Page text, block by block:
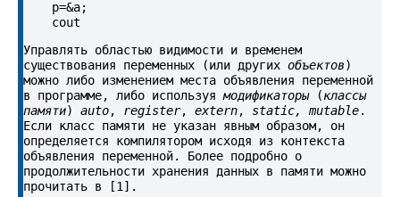
Управлять областью видимости и временем
существования переменных (или других объектов)
можно либо изменением места объявления переменной
в программе, либо используя модификаторы (классы
памяти) auto, register, extern, static, mutable.
Если класс памяти не указан явным образом, он
определяется компилятором исходя из контекста
объявления переменной. Более подробно о
продолжительности хранения данных в памяти можно
прочитать в [1].